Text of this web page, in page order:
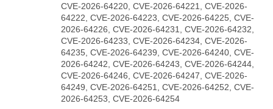
CVE-2026-64220, CVE-2026-64221, CVE-2026-
64222, CVE-2026-64223, CVE-2026-64225, CVE-
2026-64226, CVE-2026-64231, CVE-2026-64232,
CVE-2026-64233, CVE-2026-64234, CVE-2026-
64235, CVE-2026-64239, CVE-2026-64240, CVE-
2026-64242, CVE-2026-64243, CVE-2026-64244,
CVE-2026-64246, CVE-2026-64247, CVE-2026-
64249, CVE-2026-64251, CVE-2026-64252, CVE-
2026-64253, CVE-2026-64254